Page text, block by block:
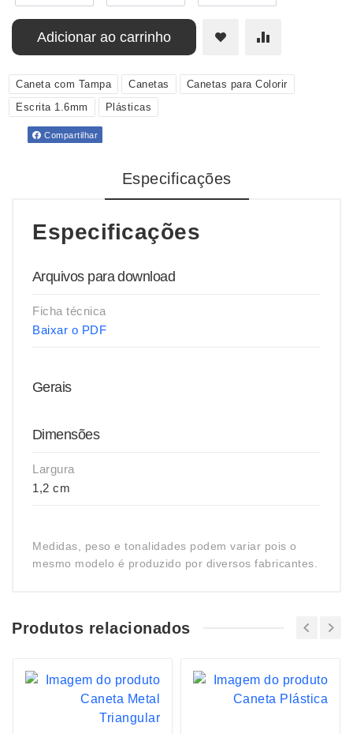
Adicionar ao carrinho
Caneta com Tampa Canetas
Canetas para Colorir
Escrita 1.6mm
Plásticas
Compartilhar
Especificações
Especificações
Arquivos para download
Ficha técnica
Baixar o PDF
Gerais
Dimensões
Largura
1,2 cm
Medidas, peso e tonalidades podem variar pois o
mesmo modelo é produzido por diversos fabricantes.
Produtos relacionados